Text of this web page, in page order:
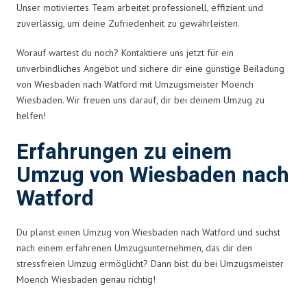
Unser motiviertes Team arbeitet professionell, effizient und
zuverlässig, um deine Zufriedenheit zu gewährleisten.
Worauf wartest du noch? Kontaktiere uns jetzt für ein
unverbindliches Angebot und sichere dir eine günstige Beiladung
von Wiesbaden nach Watford mit Umzugsmeister Moench
Wiesbaden. Wir freuen uns darauf, dir bei deinem Umzug zu
helfen!
Erfahrungen zu einem
Umzug von Wiesbaden nach
Watford
Du planst einen Umzug von Wiesbaden nach Watford und suchst
nach einem erfahrenen Umzugsunternehmen, das dir den
stressfreien Umzug ermöglicht? Dann bist du bei Umzugsmeister
Moench Wiesbaden genau richtig!